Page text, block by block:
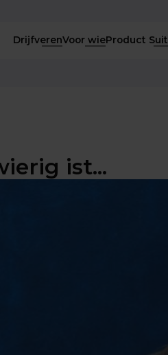
DrijfverenVoor wieProduct
ist...